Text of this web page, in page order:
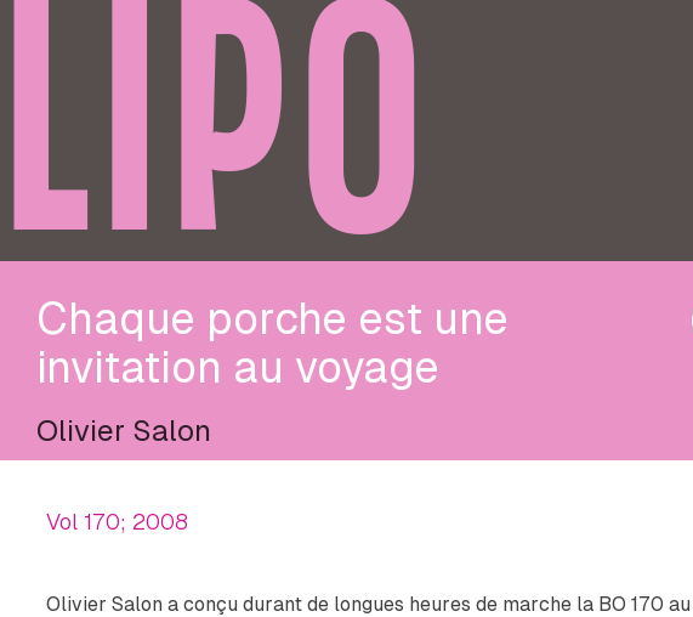
Chaque porche est une
invitation au voyage
Olivier Salon
Vol 170; 2008
Olivier Salon a conçu durant de longues heures de marche la BO 170 au